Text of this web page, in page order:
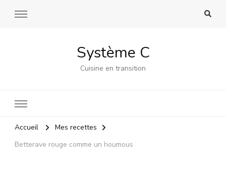
Système C
Cuisine en transition
Accueil
Mes recettes
Betterave rouge comme un houmous